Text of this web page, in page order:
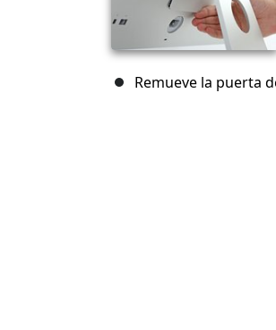
Remueve la puerta